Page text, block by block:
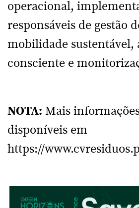
operacional,
responsáveis de gestão
mobilidade sustentável,
consciente e
NOTA: Mais
disponíveis em
https://